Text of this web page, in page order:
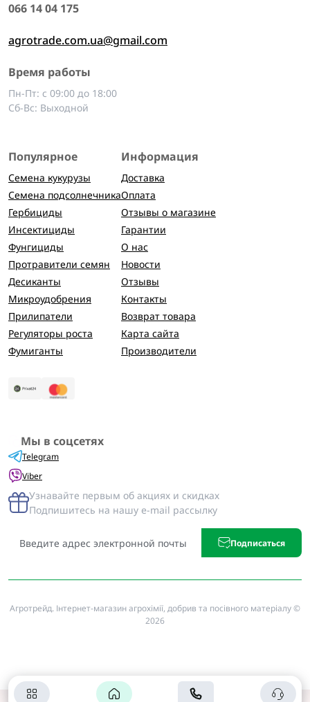
066 14 04 175
agrotrade.com.ua@gmail.com
Время работы
Пн-Пт: с 09:00 до 18:00
Сб-Вс: Выходной
Популярное
Семена кукурузы
Семена подсолнечника
Гербициды
Инсектициды
Фунгициды
Протравители семян
Десиканты
Микроудобрения
Прилипатели
Регуляторы роста
Фумиганты
Информация
Доставка
Оплата
Отзывы о магазине
Гарантии
О нас
Новости
Отзывы
Контакты
Возврат товара
Карта сайта
Производители
Мы в соцсетях
Telegram
Viber
Узнавайте первым об акциях и скидках
Подпишитесь на нашу e-mail рассылку
Подписаться
Агротрейд. Інтернет-магазин агрохімії, добрив та посівного матеріалу ©
2026